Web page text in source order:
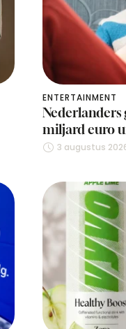
ENTERTAINMENT
Nederlanders
miljard euro
3 augustus